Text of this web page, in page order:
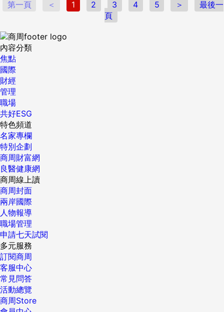
上第二代不願意接棒，索性把工廠關掉。把這幾年在大陸奮鬥
多年的成果，換成了大筆鈔捧回台，開始在高雄獵地。 來自中
兵，一月應邀來台演講，四天中，扣除飛行與演講，其餘時間
都花在看房，兩天內，馬不停蹄的連看五個建案。項兵參觀的
建案從關渡、紅樹林、淡水小坪頂、內湖到板橋。他的學生，
大多是中國指標性企業的董事長或總經理，學生所經營企業的
營收「加起來占中國GDP（國內生產毛額）的七分之一。」他
的退休生活把台灣列入選項，也特別具指標意義和擴散效應。
這些動態背後的共同重點，就是各路資金太多，必須找尋出
口。 ▲每坪10到80萬房價 都有潛力區 ▲5成點燈率再買 避免
野狗比人多 完整精采內文請見《商業周刊》1320期，全省各
第一頁 ＜ 1 2 3 4 5 ＞
最後一
頁
內容分類
焦點
國際
財經
管理
職場
共好ESG
特色頻道
名家專欄
特別企劃
商周財富網
良醫健康網
商周線上讀
商周封面
兩岸國際
人物報導
職場管理
申請七天試閱
多元服務
訂閱商周
客服中心
常見問答
活動總覽
商周Store